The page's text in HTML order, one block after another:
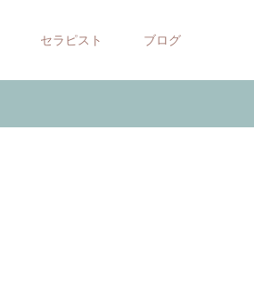
セラピスト ブログ